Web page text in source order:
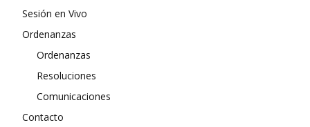
Sesión en Vivo
Ordenanzas
Ordenanzas
Resoluciones
Comunicaciones
Contacto